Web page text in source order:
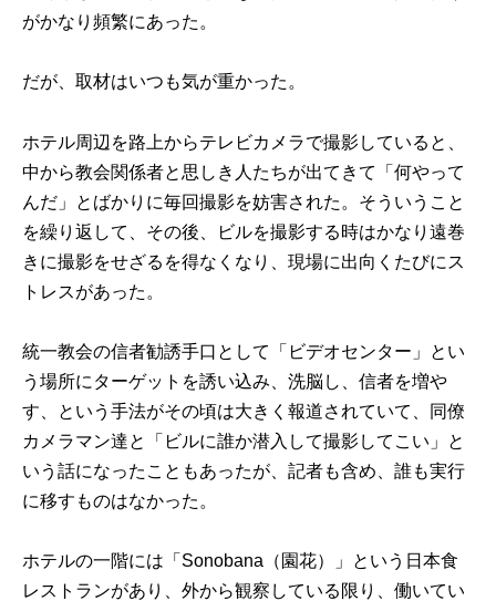
がかなり頻繁にあった。
だが、取材はいつも気が重かった。
ホテル周辺を路上からテレビカメラで撮影していると、
中から教会関係者と思しき人たちが出てきて「何やって
んだ」とばかりに毎回撮影を妨害された。そういうこと
を繰り返して、その後、ビルを撮影する時はかなり遠巻
きに撮影をせざるを得なくなり、現場に出向くたびにス
トレスがあった。
統一教会の信者勧誘手口として「ビデオセンター」とい
う場所にターゲットを誘い込み、洗脳し、信者を増や
す、という手法がその頃は大きく報道されていて、同僚
カメラマン達と「ビルに誰か潜入して撮影してこい」と
いう話になったこともあったが、記者も含め、誰も実行
に移すものはなかった。
ホテルの一階には「Sonobana（園花）」という日本食
レストランがあり、外から観察している限り、働いてい